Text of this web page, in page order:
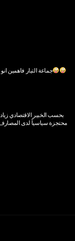
جماعة التيار فاهمين انو هن
بحسب الخبير الاقتصادي